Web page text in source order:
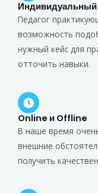
Педагог
возможность
нужный кейс для
отточить навыки.
Online и Offline
В наше время
внешние
получить